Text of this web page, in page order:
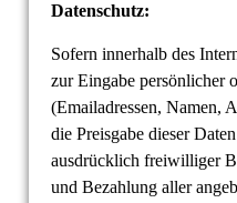
Datenschutz:
Sofern innerhalb des
zur Eingabe persönlicher
(Emailadressen, Namen,
die Preisgabe dieser
ausdrücklich freiwilliger
und Bezahlung aller